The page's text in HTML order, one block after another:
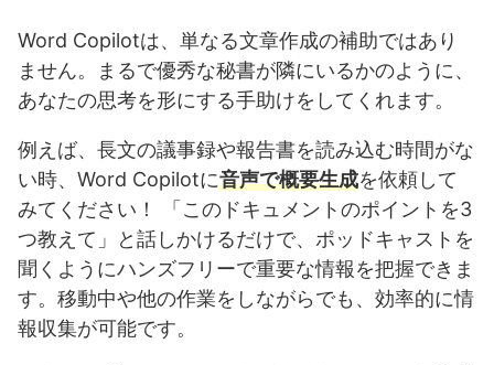
Word Copilotは、単なる文章作成の補助ではあり
ません。まるで優秀な秘書が隣にいるかのように、
あなたの思考を形にする手助けをしてくれます。
例えば、長文の議事録や報告書を読み込む時間がな
い時、Word Copilotに音声で概要生成を依頼して
みてください！ 「このドキュメントのポイントを3
つ教えて」と話しかけるだけで、ポッドキャストを
聞くようにハンズフリーで重要な情報を把握できま
す。移動中や他の作業をしながらでも、効率的に情
報収集が可能です。